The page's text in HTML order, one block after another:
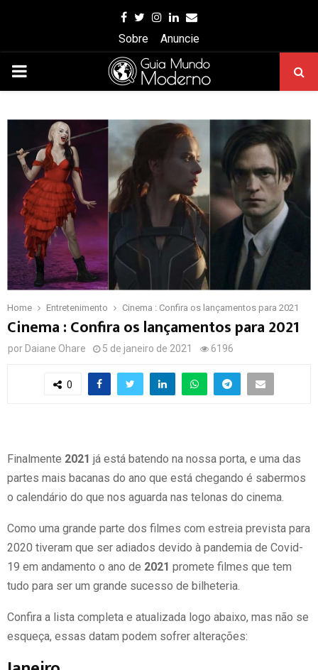
Facebook
Twitter
Instagram
Linkedin
Email
Sobre
Anuncie
PRIMARY
Home Entretenimento Cinema : Confira os lançamentos para 2021
Cinema : Confira os lançamentos para 2021
por Daiane Ohare 5 de janeiro de 2021 6196
0
Finalmente 2021 já está batendo na nossa porta, e uma das
partes mais bacanas do ano que está chegando é sabermos
o calendário do que nos aguarda nas telonas do cinema.
Como uma grande parte dos filmes com estreia prevista para
2020 tiveram que ser adiados devido à pandemia de Covid-
19 em andamento o ano de 2021 promete filmes que tem
tudo para ser um grande sucesso de bilheteria.
Confira a lista completa e atualizada logo abaixo, mas não se
esqueça, essas datam podem sofrer alterações: